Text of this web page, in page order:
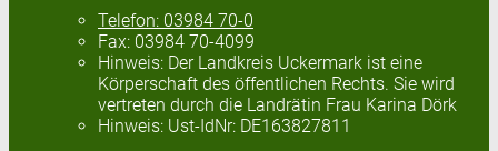
Telefon: 03984 70-0
Fax: 03984 70-4099
Hinweis: Der Landkreis Uckermark ist eine
Körperschaft des öffentlichen Rechts. Sie wird
vertreten durch die Landrätin Frau Karina Dörk
Hinweis: Ust-IdNr: DE163827811